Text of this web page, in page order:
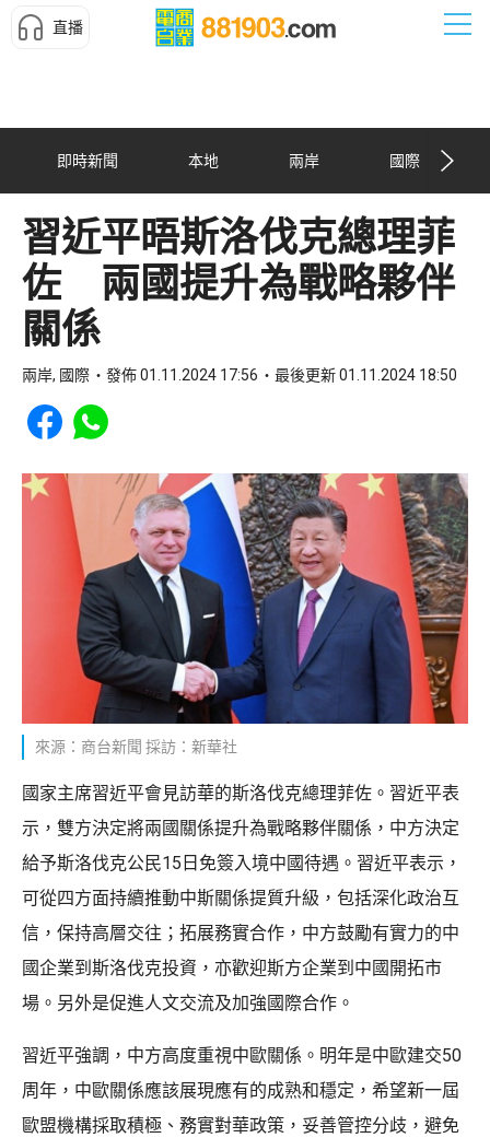
直播
即時新聞 本地 兩岸 國際
習近平晤斯洛伐克總理菲
佐 兩國提升為戰略夥伴
關係
兩岸, 國際 發佈 01.11.2024 17:56 最後更新 01.11.2024 18:50
Share to Facebook
Share to WhatsApp
來源：商台新聞 採訪：新華社
國家主席習近平會見訪華的斯洛伐克總理菲佐。習近平表
示，雙方決定將兩國關係提升為戰略夥伴關係，中方決定
給予斯洛伐克公民15日免簽入境中國待遇。習近平表示，
可從四方面持續推動中斯關係提質升級，包括深化政治互
信，保持高層交往；拓展務實合作，中方鼓勵有實力的中
國企業到斯洛伐克投資，亦歡迎斯方企業到中國開拓市
場。另外是促進人文交流及加強國際合作。
習近平強調，中方高度重視中歐關係。明年是中歐建交50
周年，中歐關係應該展現應有的成熟和穩定，希望新一屆
歐盟機構採取積極、務實對華政策，妥善管控分歧，避免